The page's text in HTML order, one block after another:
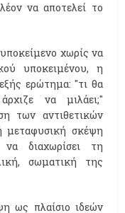
να αποτελεί το
χωρίς να
υποκειμένου, η
ερώτημα: ''τι θα
να μιλάει;''
των αντιθετικών
μεταφυσική σκέψη
διαχωρίσει τη
σωματική της
ως πλαίσιο ιδεών